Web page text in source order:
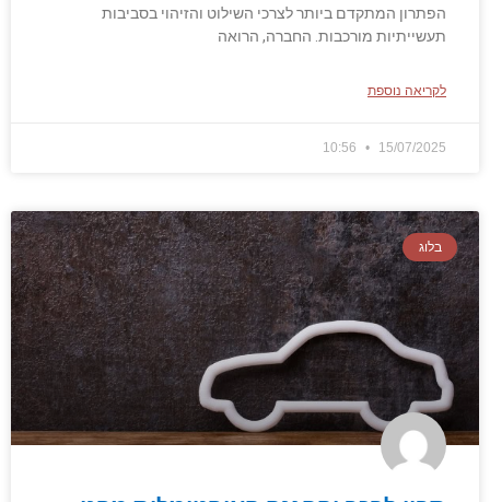
הפתרון המתקדם ביותר לצרכי השילוט והזיהוי בסביבות
תעשייתיות מורכבות. החברה, הרואה
לקריאה נוספת
15/07/2025
בלוג